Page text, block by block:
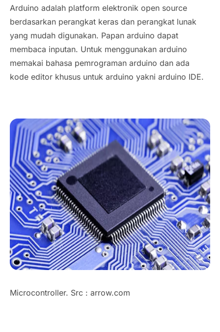
Arduino adalah platform elektronik open source
berdasarkan perangkat keras dan perangkat lunak
yang mudah digunakan. Papan arduino dapat
membaca inputan. Untuk menggunakan arduino
memakai bahasa pemrograman arduino dan ada
kode editor khusus untuk arduino yakni arduino IDE.
Microcontroller. Src : arrow.com